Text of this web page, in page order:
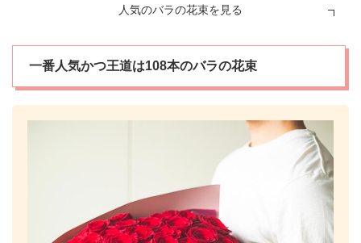
人気のバラの花束を見る
一番人気かつ王道は108本のバラの花束